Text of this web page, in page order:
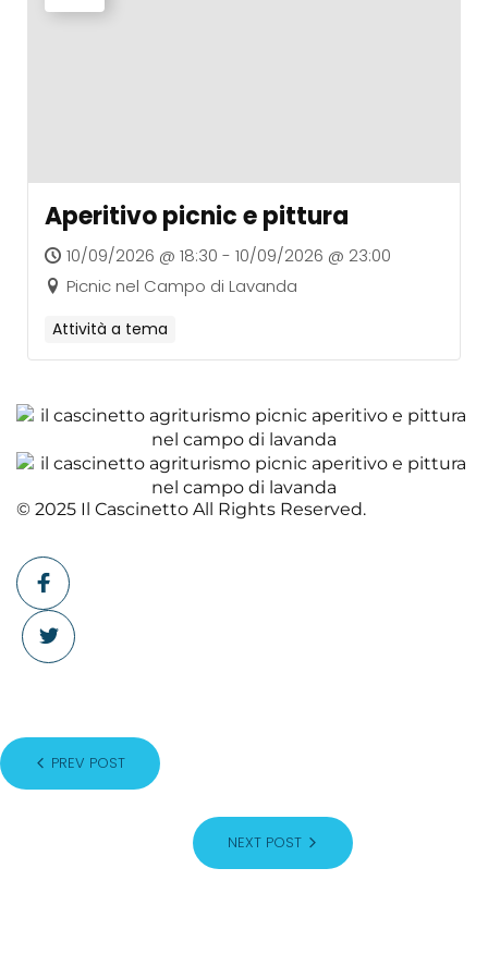
Aperitivo picnic e pittura
10/09/2026 @ 18:30 - 10/09/2026 @ 23:00
Picnic nel Campo di Lavanda
Attività a tema
© 2025 Il Cascinetto All Rights Reserved.
PREV POST
NEXT POST